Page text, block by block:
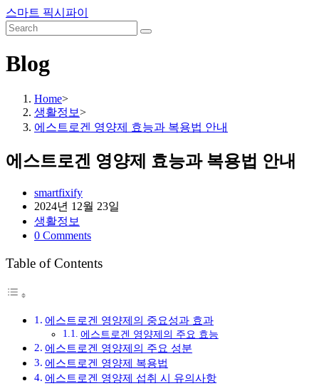
Skip
to
content
스마트 픽시파이
Blog
Home>
생활정보>
에스트로겐 영양제 효능과 복용법 안내
에스트로겐 영양제 효능과 복용법 안내
Post
author:
smartfixify
Post
published:
2024년 12월 23일
Post
category:
생활정보
Post
0 Comments
Table of Contents
에스트로겐 영양제의 중요성과 효과
에스트로겐 영양제의 주요 효능
에스트로겐 영양제의 주요 성분
에스트로겐 영양제 복용법
에스트로겐 영양제 섭취 시 유의사항